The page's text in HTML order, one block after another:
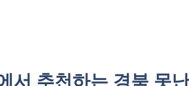
서 추천하는 경북 못